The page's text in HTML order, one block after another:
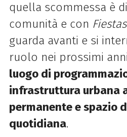
quella scommessa è
comunità e con Fiestas
guarda avanti e si
ruolo nei prossimi
luogo di
infrastruttura urbana
permanente e spazio
quotidiana.